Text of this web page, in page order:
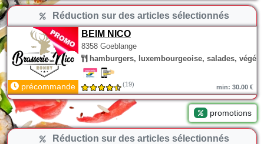
Réduction sur des articles sélectionnés
BEIM NICO
8358 Goeblange
hamburgers, luxembourgeoise, salades,
précommande (19) min: 30.00 €
promotions
Réduction sur des articles sélectionnés